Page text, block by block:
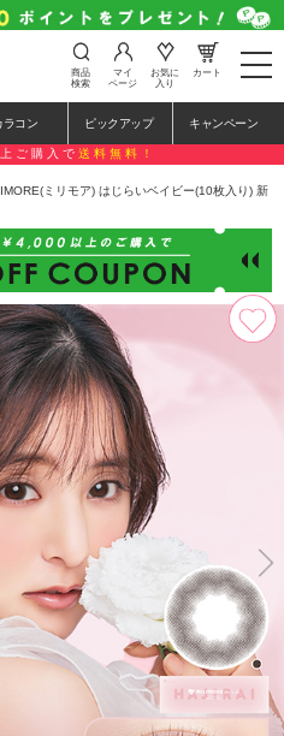
t
o
e
n
a
a
i
o
n
商品
検索
マイ
ページ
お気に
入り
カート
ラコン ピックアップ キャンペーン
ご購入で 送料無料！
ミリモア) はじらいベイビー(10枚入り) 新